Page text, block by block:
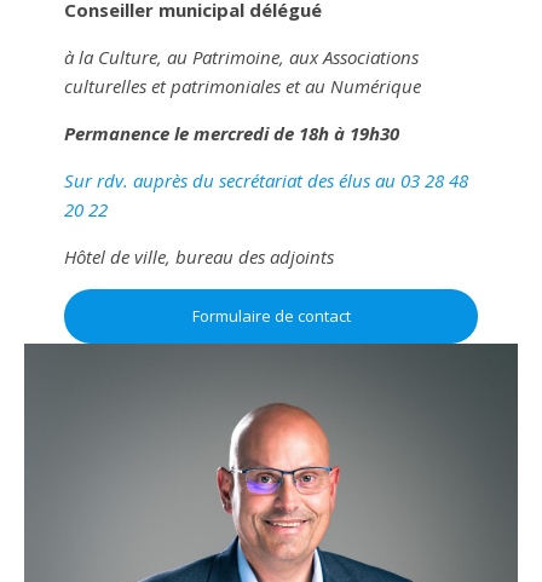
Conseiller municipal délégué
à la Culture, au Patrimoine, aux Associations
culturelles et patrimoniales et au Numérique
Permanence le mercredi de 18h à 19h30
Sur rdv. auprès du secrétariat des élus au 03 28 48
20 22
Hôtel de ville, bureau des adjoints
Formulaire de contact